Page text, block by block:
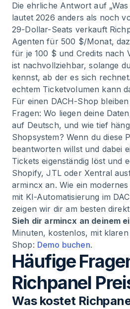
Die ehrliche Antwort auf
lautet 2026 anders als noch
29-Dollar-Seats verkauft
Agenten für 500 $/Monat,
für je 100 $ und Credits nach
ist nachvollziehbar, solange
kennst, ab der es sich
echtem Ticketvolumen kann
Für einen DACH-Shop
Fragen: Wo liegen deine
auf Deutsch, und wie tief
Shopsystem? Wenn du diese
beantworten willst und dabei
Tickets eigenständig löst und
Shopify, JTL oder Xentral
armincx an. Wie ein modernes
mit KI-Automatisierung im
zeigen wir dir am besten
Sieh dir armincx an deinem
Minuten, kostenlos, mit
Shop: Demo buchen.
Häufige
Richpanel
Was kostet